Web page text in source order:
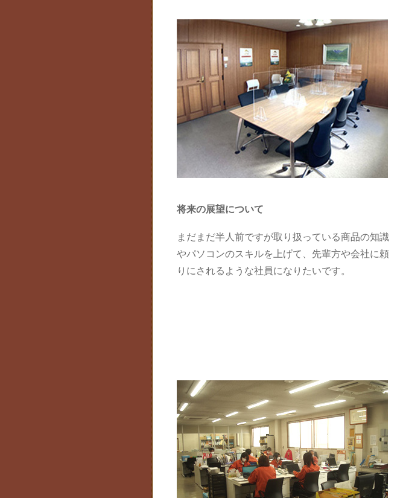
将来の展望について
まだまだ半人前ですが取り扱っている商品の知識
やパソコンのスキルを上げて、先輩方や会社に頼
りにされるような社員になりたいです。